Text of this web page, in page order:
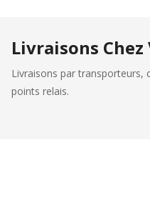
Livraisons Chez
Livraisons par transporteurs,
points relais.